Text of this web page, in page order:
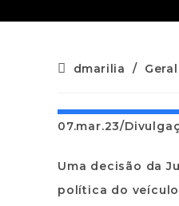
dmarilia / Geral
07.mar.23/
Uma decisão da
política do